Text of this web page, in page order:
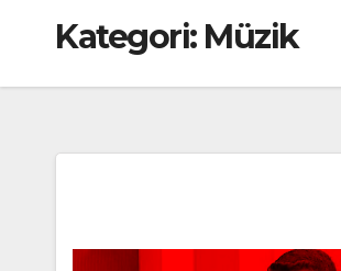
Kategori: Müzik